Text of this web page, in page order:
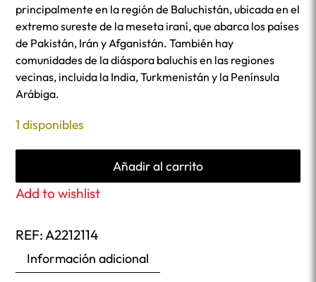
principalmente en la región de Baluchistán, ubicada en el
extremo sureste de la meseta iraní, que abarca los países
de Pakistán, Irán y Afganistán. También hay
comunidades de la diáspora baluchis en las regiones
vecinas, incluida la India, Turkmenistán y la Península
Arábiga.
1 disponibles
Añadir al carrito
Add to wishlist
REF:A2212114
Información adicional